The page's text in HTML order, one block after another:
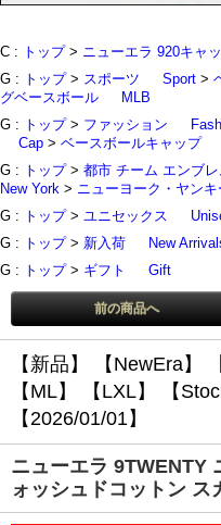
C : トップ> ニューエラ 920キャ
G : トップ> スポーツ Sport >
グベースボール
MLB
G : トップ> ファッション
Cap > ベースボールキャップ
G : トップ> 都市 チーム エンブ
New York > ニューヨーク・ヤンキ
G : トップ> ユニセックス
G : トップ> 新入荷
New
G : トップ> ギフト Gift
前の商品へ
【新品】 【NewEra】
【ML】
【LXL】 【
【2026/01/01】
ニューエラ 9TWENTY
ォッシュドコットン ス